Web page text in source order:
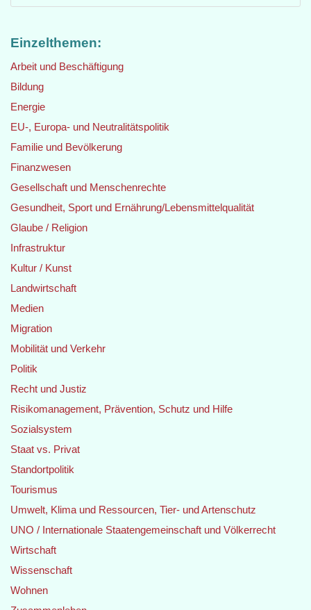
Einzelthemen:
Arbeit und Beschäftigung
Bildung
Energie
EU-, Europa- und Neutralitätspolitik
Familie und Bevölkerung
Finanzwesen
Gesellschaft und Menschenrechte
Gesundheit, Sport und Ernährung/Lebensmittelqualität
Glaube / Religion
Infrastruktur
Kultur / Kunst
Landwirtschaft
Medien
Migration
Mobilität und Verkehr
Politik
Recht und Justiz
Risikomanagement, Prävention, Schutz und Hilfe
Sozialsystem
Staat vs. Privat
Standortpolitik
Tourismus
Umwelt, Klima und Ressourcen, Tier- und Artenschutz
UNO / Internationale Staatengemeinschaft und Völkerrecht
Wirtschaft
Wissenschaft
Wohnen